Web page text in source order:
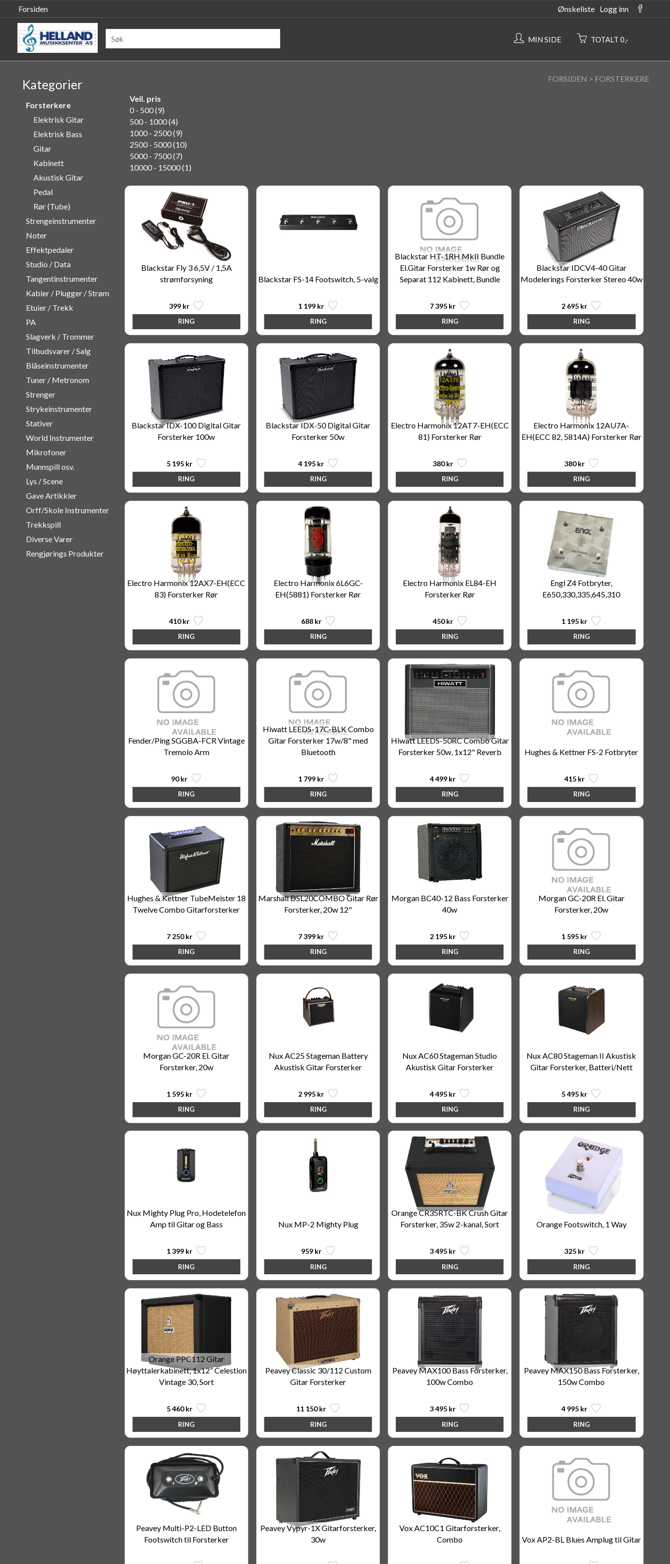
Forsiden Ønskeliste Logg inn
MIN SIDE TOTALT 0,-
Kategorier
Forsterkere
Elektrisk Gitar
Elektrisk Bass
Gitar
Kabinett
Akustisk Gitar
Pedal
Rør (Tube)
Strengeinstrumenter
Noter
Effektpedaler
Studio / Data
Tangentinstrumenter
Kabler / Plugger / Strøm
Etuier / Trekk
PA
Slagverk / Trommer
Tilbudsvarer / Salg
Blåseinstrumenter
Tuner / Metronom
Strenger
Strykeinstrumenter
Stativer
World Instrumenter
Mikrofoner
Munnspill osv.
Lys / Scene
Gave Artikkler
Orff/Skole Instrumenter
Trekkspill
Diverse Varer
Rengjørings Produkter
FORSIDEN > FORSTERKERE
Veil. pris
0 - 500 (9)
500 - 1000 (4)
1000 - 2500 (9)
2500 - 5000 (10)
5000 - 7500 (7)
10000 - 15000 (1)
Blackstar Fly 3 6,5V / 1,5A
strømforsyning
399 kr
Blackstar FS-14 Footswitch, 5-valg
1 199 kr
Blackstar HT-1RH MkII Bundle
El.Gitar Forsterker 1w Rør og
Separat 112 Kabinett, Bundle
7 395 kr
Blackstar IDCV4-40 Gitar
Modelerings Forsterker Stereo 40w
2 695 kr
Blackstar IDX-100 Digital Gitar
Forsterker 100w
5 195 kr
Blackstar IDX-50 Digital Gitar
Forsterker 50w
4 195 kr
Electro Harmonix 12AT7-EH(ECC
81) Forsterker Rør
380 kr
Electro Harmonix 12AU7A-
EH(ECC 82, 5814A) Forsterker Rør
380 kr
Electro Harmonix 12AX7-EH(ECC
83) Forsterker Rør
410 kr
Electro Harmonix 6L6GC-
EH(5881) Forsterker Rør
688 kr
Electro Harmonix EL84-EH
Forsterker Rør
450 kr
Engl Z4 Fotbryter,
E650,330,335,645,310
1 195 kr
Fender/Ping SGGBA-FCR Vintage
Tremolo Arm
90 kr
Hiwatt LEEDS-17C-BLK Combo
Gitar Forsterker 17w/8" med
Bluetooth
1 799 kr
Hiwatt LEEDS-50RC Combo Gitar
Forsterker 50w, 1x12" Reverb
4 499 kr
Hughes & Kettner FS-2 Fotbryter
415 kr
Hughes & Kettner TubeMeister 18
Twelve Combo Gitarforsterker
7 250 kr
Marshall DSL20COMBO Gitar Rør
Forsterker, 20w 12"
7 399 kr
Morgan BC40-12 Bass Forsterker
40w
2 195 kr
Morgan GC-20R El. Gitar
Forsterker, 20w
1 595 kr
Morgan GC-20R El. Gitar
Forsterker, 20w
1 595 kr
Nux AC25 Stageman Battery
Akustisk Gitar Forsterker
2 995 kr
Nux AC60 Stageman Studio
Akustisk Gitar Forsterker
4 495 kr
Nux AC80 Stageman II Akustisk
Gitar Forsterker, Batteri/Nett
5 495 kr
Nux Mighty Plug Pro, Hodetelefon
Amp til Gitar og Bass
1 399 kr
Nux MP-2 Mighty Plug
959 kr
Orange CR35RTC-BK Crush Gitar
Forsterker, 35w 2-kanal, Sort
3 495 kr
Orange Footswitch, 1 Way
325 kr
Orange PPC112 Gitar
Høyttalerkabinett, 1x12” Celestion
Vintage 30, Sort
5 460 kr
Peavey Classic 30/112 Custom
Gitar Forsterker
11 150 kr
Peavey MAX100 Bass Forsterker,
100w Combo
3 495 kr
Peavey MAX150 Bass Forsterker,
150w Combo
4 995 kr
Peavey Multi-P2-LED Button
Footswitch til Forsterker
Peavey Vypyr-1X Gitarforsterker,
30w
Vox AC10C1 Gitarforsterker,
Combo
Vox AP2-BL Blues Amplug til Gitar